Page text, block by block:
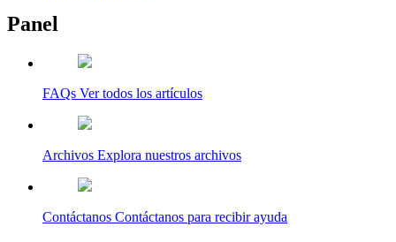
Milo Store Support
Panel
FAQs Ver todos los artículos
Archivos Explora nuestros archivos
Contáctanos Contáctanos para recibir ayuda